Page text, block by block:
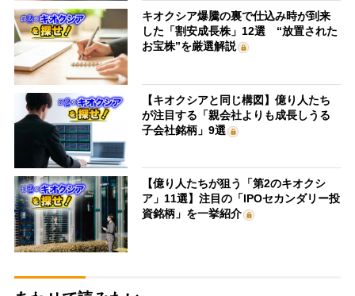
キオクシア爆騰の裏で仕込み時が到来
した「割安成長株」12選 “放置された
お宝株”を厳選解説
【キオクシアと同じ構図】億り人たち
が注目する「親会社よりも成長しうる
子会社銘柄」9選
【億り人たちが狙う「第2のキオクシ
ア」11選】注目の「IPOセカンダリー投
資銘柄」を一挙紹介